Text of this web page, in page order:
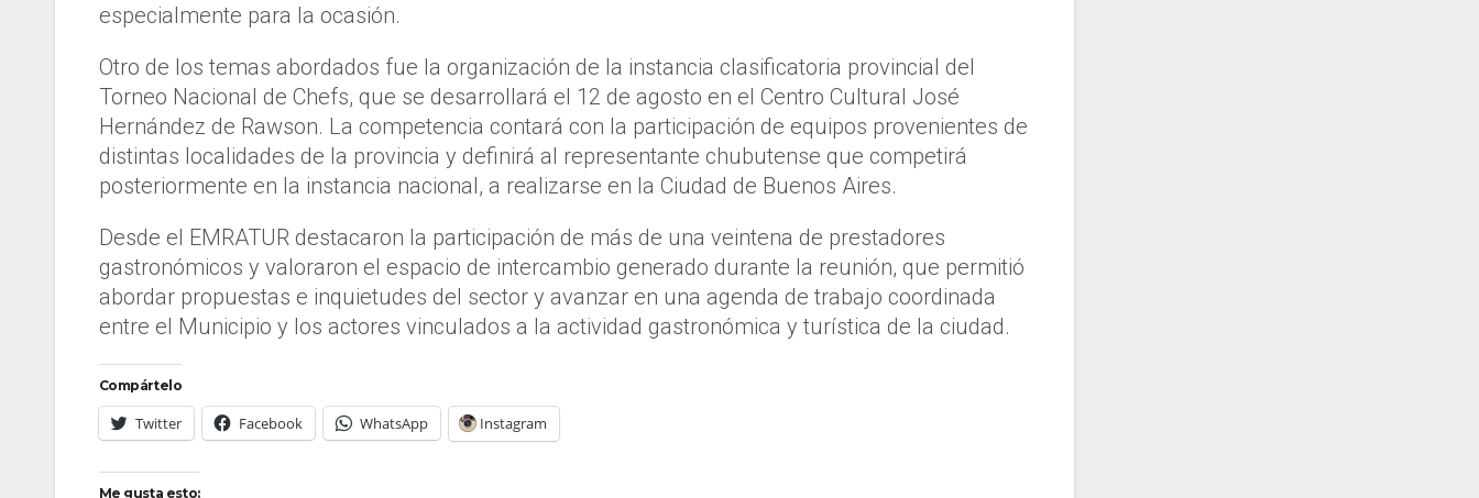
especialmente para la ocasión.
Otro de los temas abordados fue la organización de la instancia clasificatoria provincial del
Torneo Nacional de Chefs, que se desarrollará el 12 de agosto en el Centro Cultural José
Hernández de Rawson. La competencia contará con la participación de equipos provenientes de
distintas localidades de la provincia y definirá al representante chubutense que competirá
posteriormente en la instancia nacional, a realizarse en la Ciudad de Buenos Aires.
Desde el EMRATUR destacaron la participación de más de una veintena de prestadores
gastronómicos y valoraron el espacio de intercambio generado durante la reunión, que permitió
abordar propuestas e inquietudes del sector y avanzar en una agenda de trabajo coordinada
entre el Municipio y los actores vinculados a la actividad gastronómica y turística de la ciudad.
Compártelo
Twitter Facebook WhatsApp Instagram
Me gusta esto: